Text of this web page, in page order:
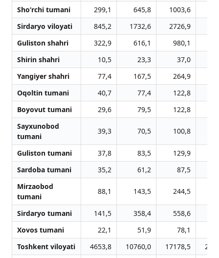
Sho‘rchi tumani 299,1 645,8 1003,6
Sirdaryo viloyati
845,2 1732,6 2726,9
Guliston shahri
322,9 616,1 980,1
Shirin shahri
10,5 23,3 37,0
Yangiyer shahri
77,4 167,5 264,9
Oqoltin tumani
40,7 77,4 122,8
Boyovut tumani
29,6 79,5 122,8
Sayxunobod
tumani
39,3 70,5 100,8
Guliston tumani 37,8 83,5 129,9
Sardoba tumani
35,2 61,2 87,5
Mirzaobod
tumani
88,1 143,5 244,5
Sirdaryo tumani 141,5 358,4 558,6
Xovos tumani
22,1 51,9 78,1
Toshkent viloyati
4653,8 10760,0 17178,5